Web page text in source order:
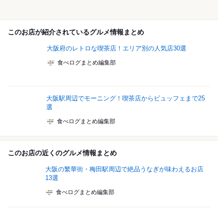
このお店が紹介されているグルメ情報まとめ
大阪府のレトロな喫茶店！エリア別の人気店30選
食べログまとめ編集部
大阪駅周辺でモーニング！喫茶店からビュッフェまで25
選
食べログまとめ編集部
このお店の近くのグルメ情報まとめ
大阪の繁華街・梅田駅周辺で絶品うなぎが味わえるお店
13選
食べログまとめ編集部